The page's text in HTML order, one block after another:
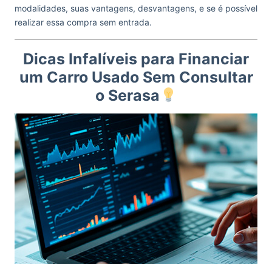
modalidades, suas vantagens, desvantagens, e se é possível
realizar essa compra sem entrada.
Dicas Infalíveis para Financiar
um Carro Usado Sem Consultar
o Serasa